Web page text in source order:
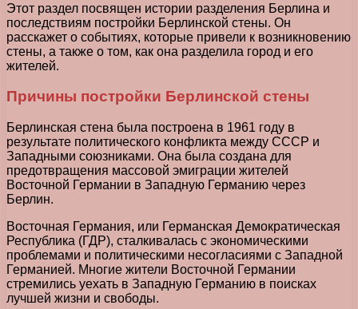
Этот раздел посвящен истории разделения Берлина и
последствиям постройки Берлинской стены. Он
расскажет о событиях, которые привели к возникновению
стены, а также о том, как она разделила город и его
жителей.
Причины постройки Берлинской стены
Берлинская стена была построена в 1961 году в
результате политического конфликта между СССР и
Западными союзниками. Она была создана для
предотвращения массовой эмиграции жителей
Восточной Германии в Западную Германию через
Берлин.
Восточная Германия, или Германская Демократическая
Республика (ГДР), сталкивалась с экономическими
проблемами и политическими несогласиями с Западной
Германией. Многие жители Восточной Германии
стремились уехать в Западную Германию в поисках
лучшей жизни и свободы.